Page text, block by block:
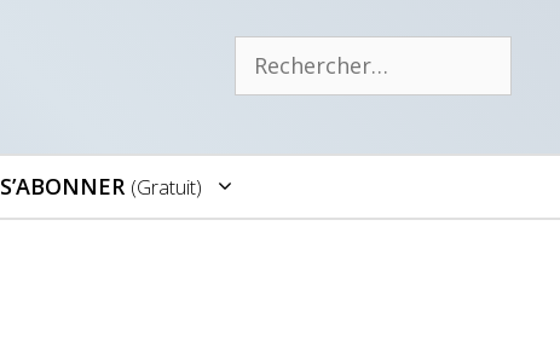
Rechercher :
S’ABONNER (gratuit)